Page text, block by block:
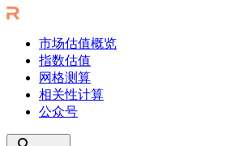
市场估值概览
指数估值
网格测算
相关性计算
公众号